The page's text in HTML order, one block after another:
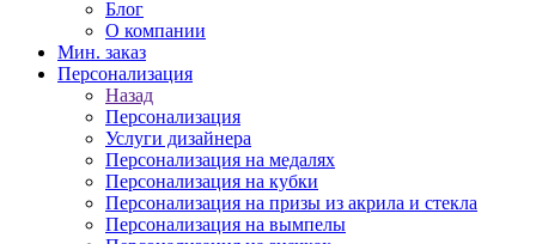
Блог
О компании
Мин. заказ
Персонализация
Назад
Персонализация
Услуги дизайнера
Персонализация на медалях
Персонализация на кубки
Персонализация на призы из акрила и стекла
Персонализация на вымпелы